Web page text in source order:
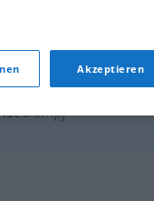
Dampf
Akzeptieren